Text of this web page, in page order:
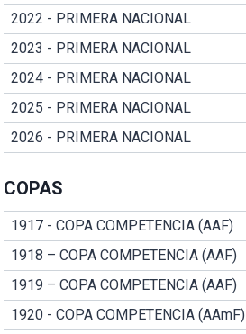
2022 - PRIMERA NACIONAL
2023 - PRIMERA NACIONAL
2024 - PRIMERA NACIONAL
2025 - PRIMERA NACIONAL
2026 - PRIMERA NACIONAL
COPAS
1917 - COPA COMPETENCIA (AAF)
1918 – COPA COMPETENCIA (AAF)
1919 – COPA COMPETENCIA (AAF)
1920 - COPA COMPETENCIA (AAmF)